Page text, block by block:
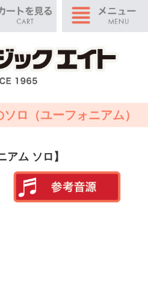
ロ（ユーフォニアム）
アム ソロ】